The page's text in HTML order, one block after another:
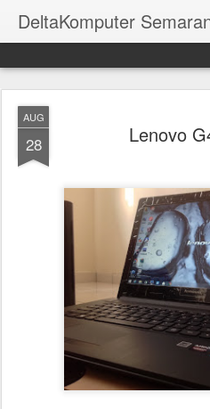
DeltaKomputer
AUG
28 Lenovo